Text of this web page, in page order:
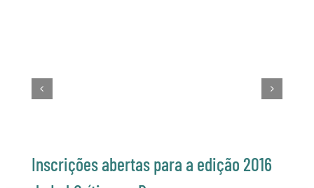
Inscrições abertas para a edição 2016